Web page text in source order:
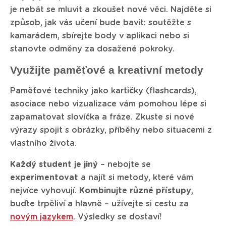
je nebát se mluvit a zkoušet nové věci. Najděte si
způsob, jak vás učení bude bavit: soutěžte s
kamarádem, sbírejte body v aplikaci nebo si
stanovte odměny za dosažené pokroky.
Využijte paměťové a kreativní metody
Paměťové techniky jako kartičky (flashcards),
asociace nebo vizualizace vám pomohou lépe si
zapamatovat slovíčka a fráze. Zkuste si nové
výrazy spojit s obrázky, příběhy nebo situacemi z
vlastního života.
Každý student je jiný – nebojte se
experimentovat a najít si metody, které vám
nejvíce vyhovují. Kombinujte různé přístupy,
buďte trpěliví a hlavně – užívejte si cestu za
novým jazykem. Výsledky se dostaví!